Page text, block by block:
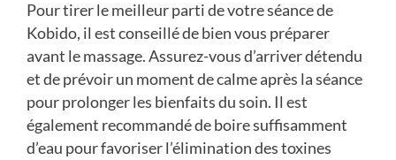
Pour tirer le meilleur parti de votre séance de
Kobido, il est conseillé de bien vous préparer
avant le massage. Assurez-vous d’arriver détendu
et de prévoir un moment de calme après la séance
pour prolonger les bienfaits du soin. Il est
également recommandé de boire suffisamment
d’eau pour favoriser l’élimination des toxines